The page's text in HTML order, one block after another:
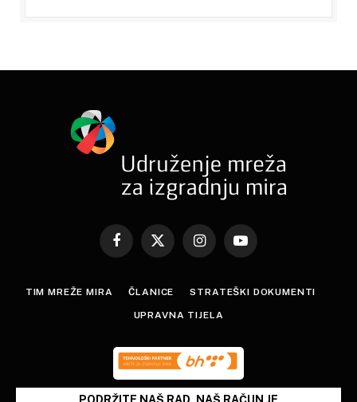
Facebook
X
InstagramYouTube
TIM MREŽE MIRA ČLANICE STRATEŠKI DOKUMENTI
UPRAVNA TIJELA
PODRŽITE NAŠ RAD, NAŠ RAČUN JE